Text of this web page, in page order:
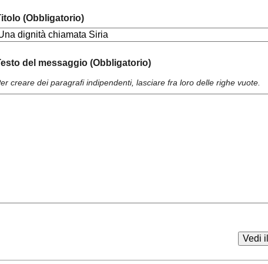
(Obbligatorio)
del messaggio (Obbligatorio)
creare dei paragrafi indipendenti, lasciare fra loro delle righe vuote.